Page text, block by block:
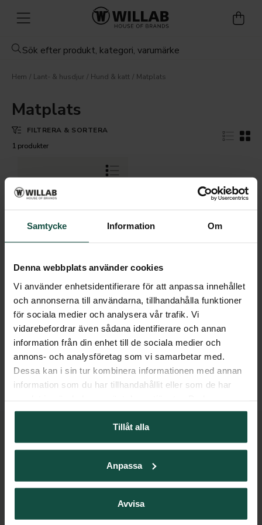
Samtycke Information Om
Denna webbplats använder cookies
Vi använder enhetsidentifierare för att anpassa innehållet
och annonserna till användarna, tillhandahålla funktioner
för sociala medier och analysera vår trafik. Vi
vidarebefordrar även sådana identifierare och annan
information från din enhet till de sociala medier och
annons- och analysföretag som vi samarbetar med.
Dessa kan i sin tur kombinera informationen med annan
information som du har tillhandahållit eller som de har
närsomhelst ändra ditt samtycke.
Tillåt alla
Anpassa
Avvisa
Hem Lant- & husdjur Hund & katt Matplats
Matplats
FILTRERA & SORTERA
1 produkter
WILLAB
Värmeskål 3L
Art.nr:603420